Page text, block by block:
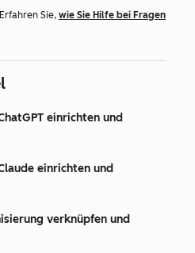
Sie, wie Sie Hilfe bei Fragen
einrichten und
einrichten und
verknüpfen und